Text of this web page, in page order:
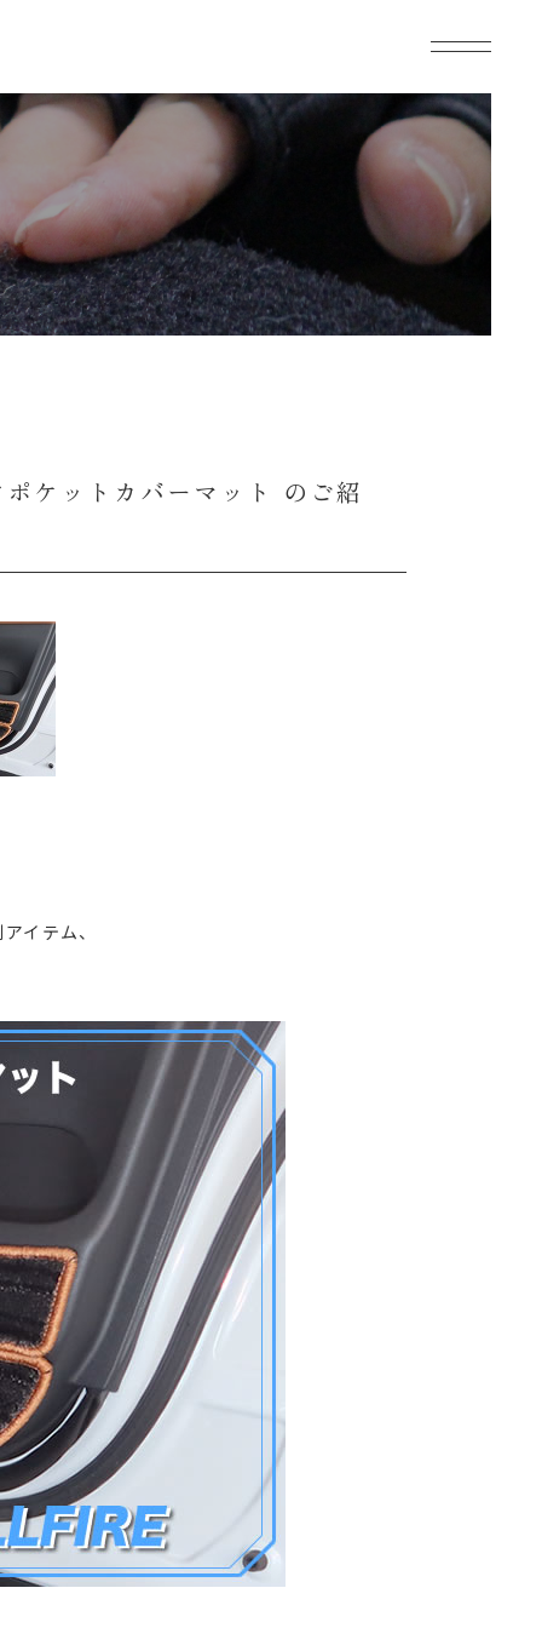
ケットカバーマット のご紹
イテム、